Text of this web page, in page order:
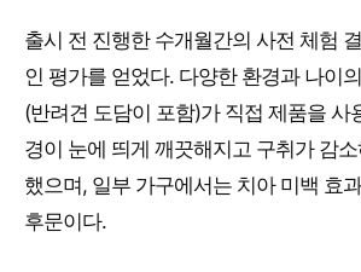
출시 전 진행한 수개월간의 사전 체험
인 평가를 얻었다. 다양한 환경과 나이
(반려견 도담이 포함)가 직접 제품을 사
경이 눈에 띄게 깨끗해지고 구취가 감
했으며, 일부 가구에서는 치아 미백 효
후문이다.